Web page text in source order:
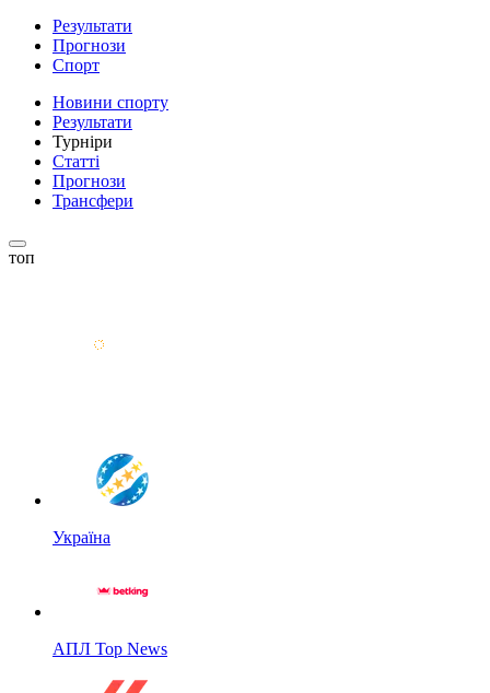
Результати
Прогнози
Спорт
Новини спорту
Результати
Турніри
Статті
Прогнози
Трансфери
топ
Україна
АПЛ Top News